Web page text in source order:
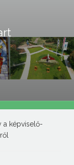
a képviselő-